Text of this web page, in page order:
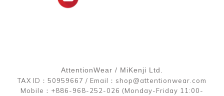
AttentionWear / MiKenji Ltd.
TAX ID：50959667 / Email：shop@attentionwear.com
Mobile：+886-968-252-026 (Monday-Friday 11:00-